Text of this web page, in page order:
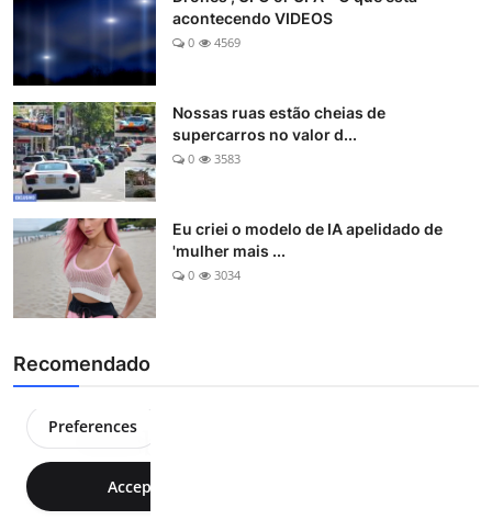
acontecendo VIDEOS
0 4569
Nossas ruas estão cheias de
supercarros no valor d...
0 3583
Eu criei o modelo de IA apelidado de
'mulher mais ...
0 3034
Recomendado